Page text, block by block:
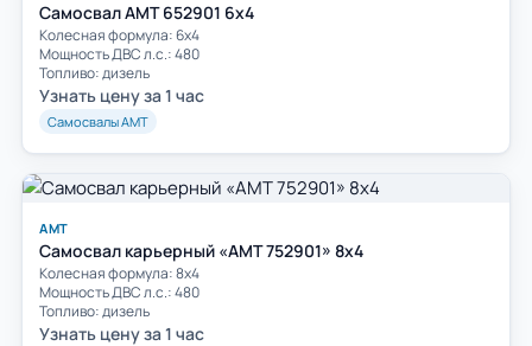
Самосвал АМТ 652901 6х4
Колесная формула: 6х4
Мощность ДВС л.с.: 480
Топливо: дизель
Узнать цену за 1 час
Самосвалы АМТ
АМТ
Самосвал карьерный «AMT 752901» 8х4
Колесная формула: 8х4
Мощность ДВС л.с.: 480
Топливо: дизель
Узнать цену за 1 час